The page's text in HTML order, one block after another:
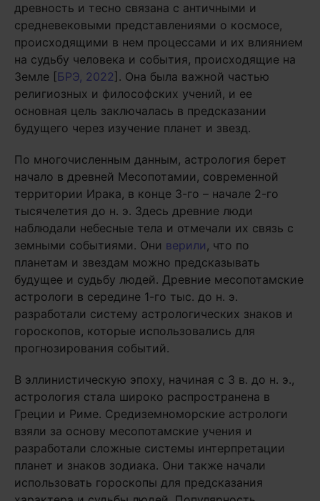
древность и тесно связана с античными и
средневековыми представлениями о космосе,
происходящими в нем процессами и их влиянием
на судьбу человека и события, происходящие на
Земле [БРЭ, 2022]. Она была важной частью
религиозных и философских учений, и ее
основная цель заключалась в предсказании
будущего через изучение планет и звезд.
По многочисленным данным, астрология берет
начало в древней Месопотамии, современной
территории Ирака, в конце 3-го – начале 2-го
тысячелетия до н. э. Здесь древние люди
наблюдали небесные тела и отмечали их связь с
земными событиями. Они верили , что по
планетам и звездам можно предсказывать
будущее и судьбу людей. Древние месопотамские
астрологи в середине 1-го тыс. до н. э.
разработали систему астрологических знаков и
гороскопов, которые использовались для
прогнозирования событий.
В эллинистическую эпоху, начиная с 3 в. до н. э.,
астрология стала широко распространена в
Греции и Риме. Средиземноморские астрологи
взяли за основу месопотамские учения и
разработали сложные системы интерпретации
планет и знаков зодиака. Они также начали
использовать гороскопы для предсказания